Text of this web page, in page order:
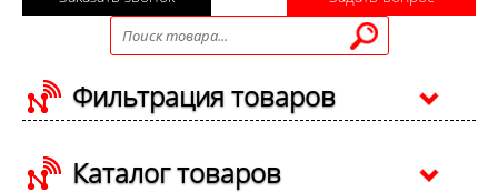
Фильтрация товаров
Каталог товаров